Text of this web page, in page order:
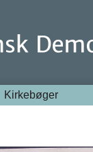
Kirkebøger